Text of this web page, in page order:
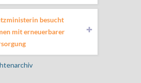
besucht
mit erneuerbarer